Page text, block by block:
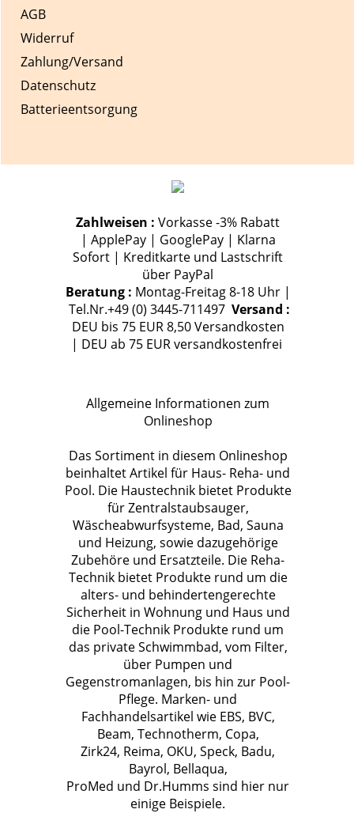
AGB
Widerruf
Zahlung/Versand
Datenschutz
Batterieentsorgung
Zahlweisen : Vorkasse -3% Rabatt
| ApplePay | GooglePay | Klarna
Sofort | Kreditkarte und Lastschrift
über PayPal
Beratung : Montag-Freitag 8-18 Uhr |
Tel.Nr.+49 (0) 3445-711497 Versand :
DEU bis 75 EUR 8,50 Versandkosten
| DEU ab 75 EUR versandkostenfrei
Allgemeine Informationen zum
Onlineshop
Das Sortiment in diesem Onlineshop
beinhaltet Artikel für Haus- Reha- und
Pool. Die Haustechnik bietet Produkte
für Zentralstaubsauger,
Wäscheabwurfsysteme, Bad, Sauna
und Heizung, sowie dazugehörige
Zubehöre und Ersatzteile. Die Reha-
Technik bietet Produkte rund um die
alters- und behindertengerechte
Sicherheit in Wohnung und Haus und
die Pool-Technik Produkte rund um
das private Schwimmbad, vom Filter,
über Pumpen und
Gegenstromanlagen, bis hin zur Pool-
Pflege. Marken- und
Fachhandelsartikel wie EBS, BVC,
Beam, Technotherm, Copa,
Zirk24, Reima, OKU, Speck, Badu,
Bayrol, Bellaqua,
ProMed und Dr.Humms sind hier nur
einige Beispiele.